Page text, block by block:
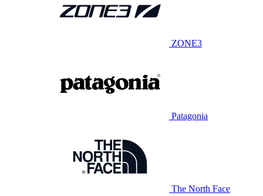
ZONE3
Patagonia
The North Face